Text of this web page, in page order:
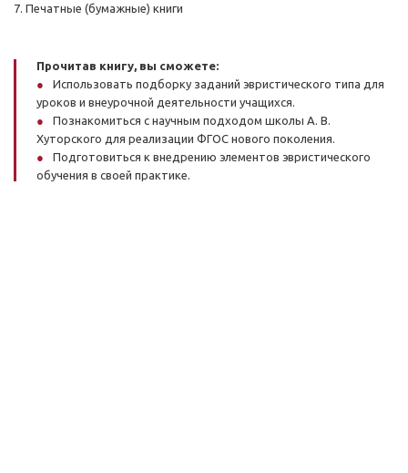
7. Печатные (бумажные) книги
Прочитав книгу, вы сможете:
Использовать подборку заданий эвристического типа для
уроков и внеурочной деятельности учащихся.
Познакомиться с научным подходом школы А. В.
Хуторского для реализации ФГОС нового поколения.
Подготовиться к внедрению элементов эвристического
обучения в своей практике.